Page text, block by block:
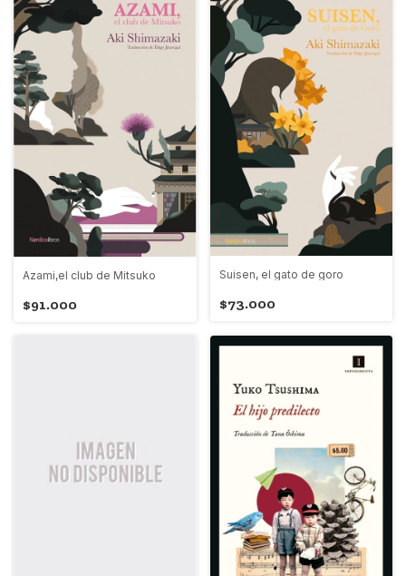
Azami,el club de Mitsuko
$91.000
Suisen, el gato de goro
$73.000